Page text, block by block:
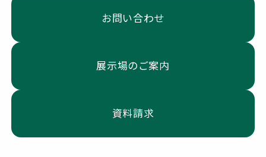
お問い合わせ
展示場のご案内
資料請求